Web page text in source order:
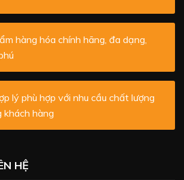
hàng hóa chính hãng, đa dạng,
lý phù hợp với nhu cầu chất lượng
khách hàng
HỆ